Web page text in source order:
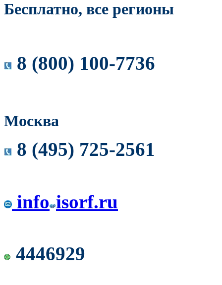
Бесплатно, все регионы
8 (800) 100-7736
Москва
8 (495) 725-2561
info isorf.ru
4446929